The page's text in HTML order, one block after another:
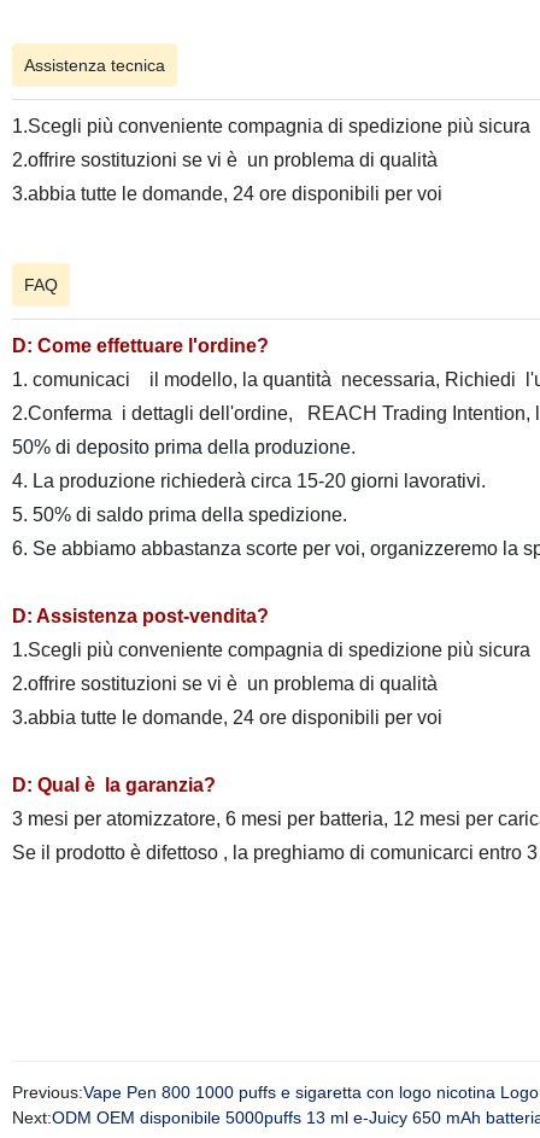
Assistenza tecnica
1.Scegli più conveniente compagnia di spedizione più
2.offrire sostituzioni se vi è un problema di qualità
3.abbia tutte le domande, 24 ore disponibili per voi
FAQ
D: Come effettuare l'ordine?
1. comunicaci il modello, la quantità necessaria, Richiedi
2.Conferma i dettagli dell'ordine, REACH Trading
50% di deposito prima della produzione.
4. La produzione richiederà circa 15-20 giorni lavorativi.
5. 50% di saldo prima della spedizione.
6. Se abbiamo abbastanza scorte per voi, organizzeremo la
D: Assistenza post-vendita?
1.Scegli più conveniente compagnia di spedizione più
2.offrire sostituzioni se vi è un problema di qualità
3.abbia tutte le domande, 24 ore disponibili per voi
D: Qual è la garanzia?
3 mesi per atomizzatore, 6 mesi per batteria, 12 mesi per
Se il prodotto è difettoso , la preghiamo di comunicarci entro
Previous:Vape Pen 800 1000 puffs e sigaretta con logo nicotina
Next:ODM OEM disponibile 5000puffs 13 ml e-Juicy 650 mAh